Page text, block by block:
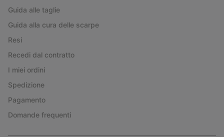
Guida alle taglie
Guida alla cura delle scarpe
Resi
Recedi dal contratto
I miei ordini
Spedizione
Pagamento
Domande frequenti